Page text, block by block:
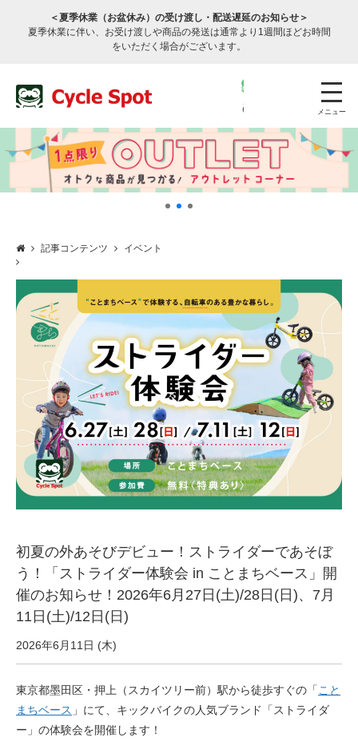
＜夏季休業（お盆休み）の受け渡し・配送遅延のお知らせ＞
夏季休業に伴い、お受け渡しや商品の発送は通常より1週間ほどお時間
をいただく場合がございます。
メニュー
サービスのご案内
サービス全般
修理・メンテナンス工賃
盗難保証
オリジナル自転車
PB全車種カタログ
eVita
記事コンテンツ イベント
初夏の外あそびデビュー！ストライダーであそぼ
う！「ストライダー体験会 in ことまちベース」開
催のお知らせ！2026年6月27日(土)/28日(日)、7月
11日(土)/12日(日)
2026年6月11日 (木)
東京都墨田区・押上（スカイツリー前）駅から徒歩すぐの「 こと
まちベース 」にて、キックバイクの人気ブランド「ストライダ
ー」の体験会を開催します！